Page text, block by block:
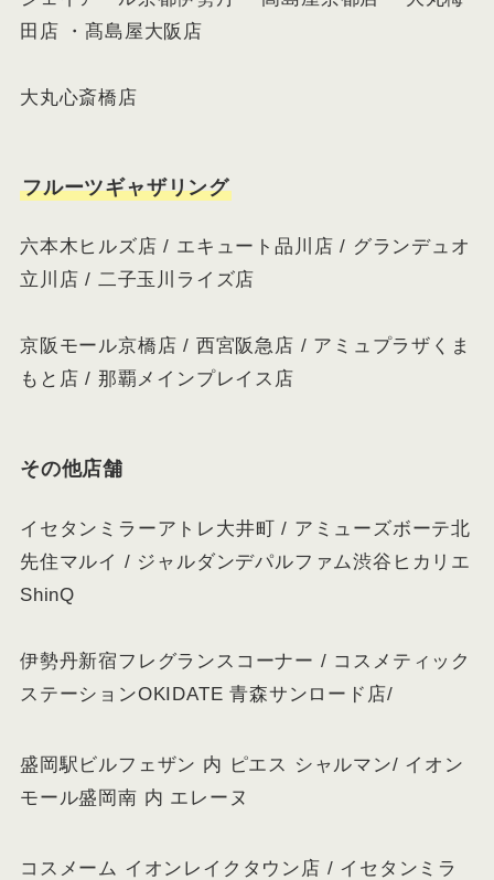
田店 ・髙島屋大阪店
大丸心斎橋店
フルーツギャザリング
六本木ヒルズ店 / エキュート品川店 / グランデュオ
立川店 / 二子玉川ライズ店
京阪モール京橋店 / 西宮阪急店 / アミュプラザくま
もと店 / 那覇メインプレイス店
その他店舗
イセタンミラーアトレ大井町 / アミューズボーテ北
先住マルイ / ジャルダンデパルファム渋谷ヒカリエ
ShinQ
伊勢丹新宿フレグランスコーナー / コスメティック
ステーションOKIDATE 青森サンロード店/
盛岡駅ビルフェザン 内 ピエス シャルマン/ イオン
モール盛岡南 内 エレーヌ
コスメーム イオンレイクタウン店 / イセタンミラ